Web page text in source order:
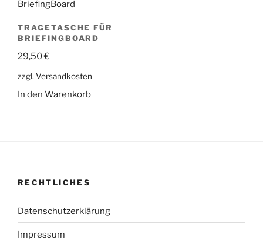
TRAGETASCHE FÜR
BRIEFINGBOARD
29,50€
zzgl. Versandkosten
In den Warenkorb
RECHTLICHES
Datenschutzerklärung
Impressum